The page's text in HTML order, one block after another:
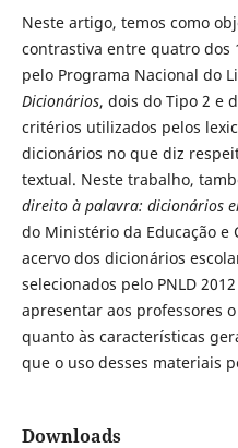
Neste artigo, temos como
contrastiva entre quatro dos
pelo Programa Nacional do
Dicionários, dois do Tipo 2 e
critérios utilizados pelos
dicionários no que diz
textual. Neste trabalho,
direito à palavra: dicionários
do Ministério da Educação e
acervo dos dicionários
selecionados pelo PNLD
apresentar aos professores
quanto às características
que o uso desses materiais
Downloads